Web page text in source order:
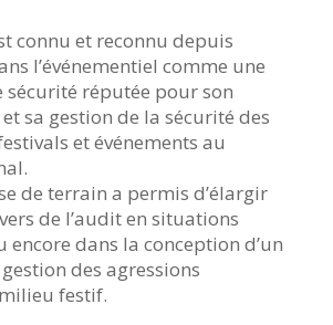
connu et reconnu depuis
l’événementiel comme une
sécurité réputée pour son
sa gestion de la sécurité des
et événements au
de terrain a permis d’élargir
de l’audit en situations
encore dans la conception d’un
des agressions
festif.